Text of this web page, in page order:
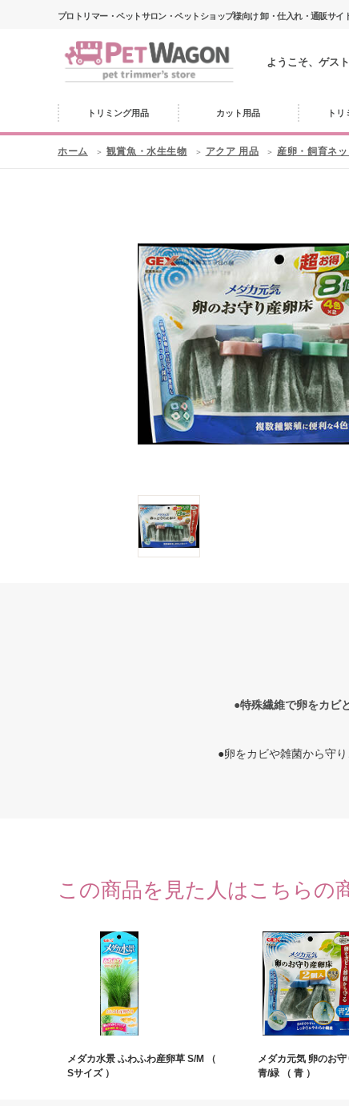
プロトリマー・ペットサロン・ペットショップ様向け 卸・仕入れ・通販サイ
ようこそ、ゲス
トリミング用品 カット用品 トリ
ホーム 観賞魚・水生生物 アクア 用品 産卵・飼育ネッ
●特殊繊維で卵をカビ
●卵をカビや雑菌から守
この商品を見た人はこちらの
メダカ水景 ふわふわ産卵草 S/M （
Sサイズ ）
メダカ元気 卵のお守
青/緑 （ 青 ）